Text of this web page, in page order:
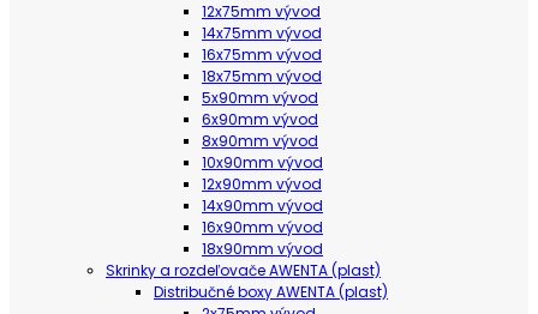
12x75mm vývod
14x75mm vývod
16x75mm vývod
18x75mm vývod
5x90mm vývod
6x90mm vývod
8x90mm vývod
10x90mm vývod
12x90mm vývod
14x90mm vývod
16x90mm vývod
18x90mm vývod
Skrinky a rozdeľovače AWENTA (plast)
Distribučné boxy AWENTA (plast)